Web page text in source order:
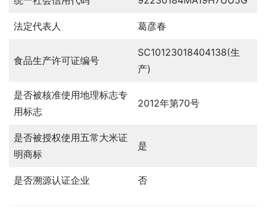
法定代表人 葛彦春
食品生产许可证编号
SC10123018404138(生
产)
是否被核准使用地理标志专
用标志
2012年第70号
是否被授权使用五常大米证
明商标
是
是否溯源认证企业 否